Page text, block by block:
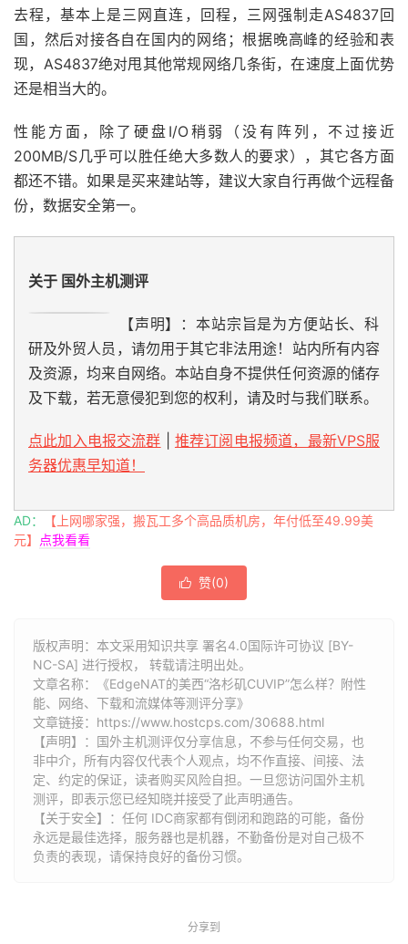
去程，基本上是三网直连，回程，三网强制走AS4837回
国，然后对接各自在国内的网络；根据晚高峰的经验和表
现，AS4837绝对甩其他常规网络几条街，在速度上面优势
还是相当大的。
性能方面，除了硬盘I/O稍弱（没有阵列，不过接近
200MB/S几乎可以胜任绝大多数人的要求），其它各方面
都还不错。如果是买来建站等，建议大家自行再做个远程备
份，数据安全第一。
关于 国外主机测评
【声明】：本站宗旨是为方便站长、科
研及外贸人员，请勿用于其它非法用途！站内所有内容
及资源，均来自网络。本站自身不提供任何资源的储存
及下载，若无意侵犯到您的权利，请及时与我们联系。
点此加入电报交流群
推荐订阅电报频道，最新VPS服
务器优惠早知道！
AD：
【上网哪家强，搬瓦工多个高品质机房，年付低至49.99美
元】
点我看看
 赞(0)
版权声明：本文采用知识共享 署名4.0国际许可协议 [BY-
NC-SA] 进行授权， 转载请注明出处。
文章名称：《EdgeNAT的美西“洛杉矶CUVIP”怎么样？附性
能、网络、下载和流媒体等测评分享》
文章链接： https://www.hostcps.com/30688.html
【声明】：国外主机测评仅分享信息，不参与任何交易，也
非中介，所有内容仅代表个人观点，均不作直接、间接、法
定、约定的保证，读者购买风险自担。一旦您访问国外主机
测评，即表示您已经知晓并接受了此声明通告。
【关于安全】：任何 IDC商家都有倒闭和跑路的可能，备份
永远是最佳选择，服务器也是机器，不勤备份是对自己极不
负责的表现，请保持良好的备份习惯。
分享到